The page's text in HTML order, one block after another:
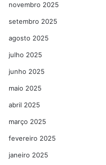
novembro 2025
setembro 2025
agosto 2025
julho 2025
junho 2025
maio 2025
abril 2025
março 2025
fevereiro 2025
janeiro 2025